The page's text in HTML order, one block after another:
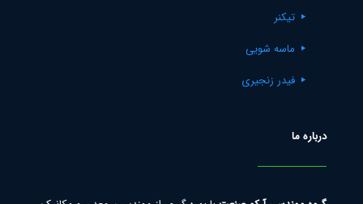
تیکنر
ماسه شویی
فیدر زنجیری
درباره ما